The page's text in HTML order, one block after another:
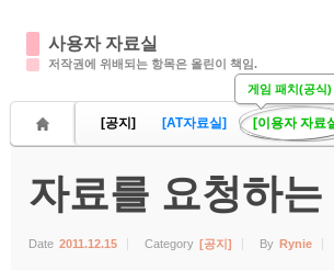
사용자 자료실
저작권에 위배되는 항목은 올린이 책임.
[공지] [AT자료실] [이용자 자료
게임 패치(공식)
자료를 요청하
Date 2011.12.15 Category [공지] By Rynie